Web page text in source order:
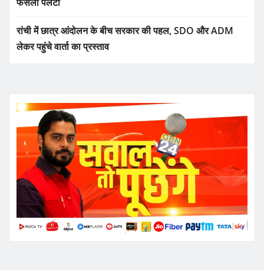
रांची में छात्र आंदोलन के बीच सरकार की पहल, SDO और ADM
लेकर पहुंचे वार्ता का प्रस्ताव